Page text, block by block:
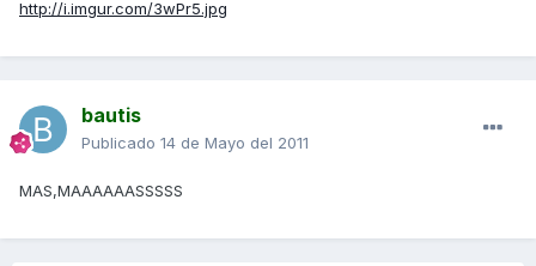
http://i.imgur.com/3wPr5.jpg
bautis
Publicado 14 de Mayo del 2011
MAS,MAAAAAASSSSS